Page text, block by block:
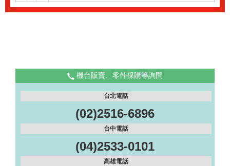
機台販賣、零件採購等詢問
台北電話
(02)2516-6896
台中電話
(04)2533-0101
高雄電話